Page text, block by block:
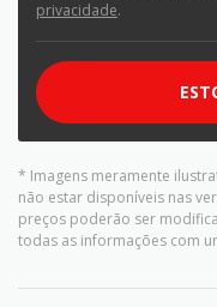
privacidade.
* Imagens meramente
não estar disponíveis nas
preços poderão ser
todas as informações com